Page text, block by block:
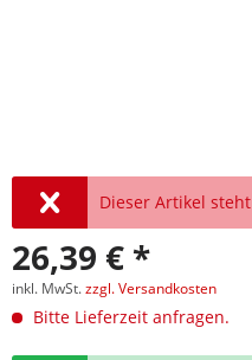
Dieser Artikel
26,39 € *
inkl. MwSt.zzgl. Versandkosten
Bitte Lieferzeit anfragen.